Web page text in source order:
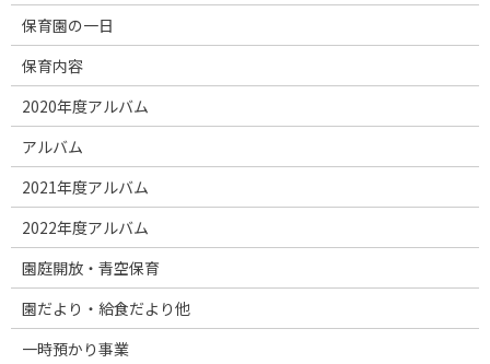
保育園の一日
保育内容
2020年度アルバム
アルバム
2021年度アルバム
2022年度アルバム
園庭開放・青空保育
園だより・給食だより他
一時預かり事業